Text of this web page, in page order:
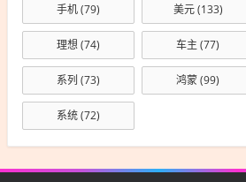
手机(79) 美元(133)
理想(74) 车主(77)
系列 (73) 鸿蒙(99)
系统(72)